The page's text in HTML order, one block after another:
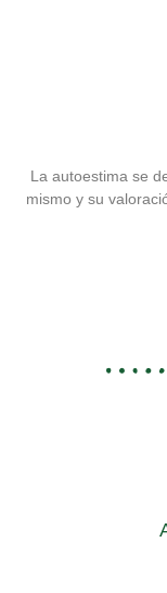
La autoestima se
mismo y su